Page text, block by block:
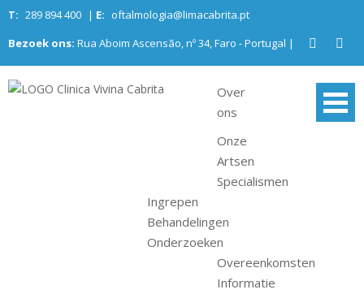
Skip
content
T: 289 894 400 | E: oftalmologia@limacabrita.pt
Bezoek ons: Rua Aboim Ascensão, nº 34, Faro - Portugal |
Clinica Vivina
Cabrita
Algarve Oogheelkundig Centrum
Over
ons
Onze
Artsen
Specialismen
Ingrepen
Behandelingen
Onderzoeken
Overeenkomsten
Informatie